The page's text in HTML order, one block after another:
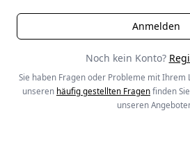
Noch kein Konto?
Sie haben Fragen oder Probleme mit Ihrem
unseren häufig gestellten Fragen finden
unseren